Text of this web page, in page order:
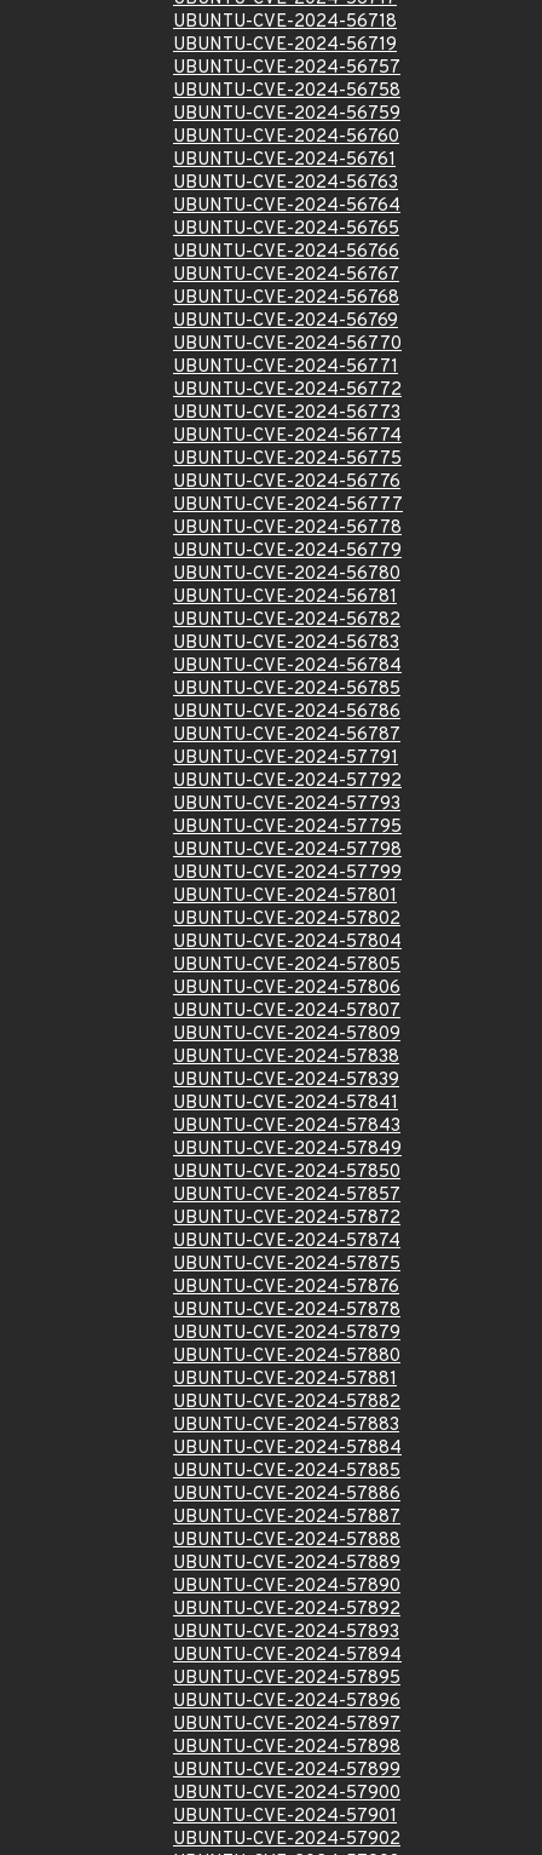
UBUNTU-CVE-2024-56718
UBUNTU-CVE-2024-56719
UBUNTU-CVE-2024-56757
UBUNTU-CVE-2024-56758
UBUNTU-CVE-2024-56759
UBUNTU-CVE-2024-56760
UBUNTU-CVE-2024-56761
UBUNTU-CVE-2024-56763
UBUNTU-CVE-2024-56764
UBUNTU-CVE-2024-56765
UBUNTU-CVE-2024-56766
UBUNTU-CVE-2024-56767
UBUNTU-CVE-2024-56768
UBUNTU-CVE-2024-56769
UBUNTU-CVE-2024-56770
UBUNTU-CVE-2024-56771
UBUNTU-CVE-2024-56772
UBUNTU-CVE-2024-56773
UBUNTU-CVE-2024-56774
UBUNTU-CVE-2024-56775
UBUNTU-CVE-2024-56776
UBUNTU-CVE-2024-56777
UBUNTU-CVE-2024-56778
UBUNTU-CVE-2024-56779
UBUNTU-CVE-2024-56780
UBUNTU-CVE-2024-56781
UBUNTU-CVE-2024-56782
UBUNTU-CVE-2024-56783
UBUNTU-CVE-2024-56784
UBUNTU-CVE-2024-56785
UBUNTU-CVE-2024-56786
UBUNTU-CVE-2024-56787
UBUNTU-CVE-2024-57791
UBUNTU-CVE-2024-57792
UBUNTU-CVE-2024-57793
UBUNTU-CVE-2024-57795
UBUNTU-CVE-2024-57798
UBUNTU-CVE-2024-57799
UBUNTU-CVE-2024-57801
UBUNTU-CVE-2024-57802
UBUNTU-CVE-2024-57804
UBUNTU-CVE-2024-57805
UBUNTU-CVE-2024-57806
UBUNTU-CVE-2024-57807
UBUNTU-CVE-2024-57809
UBUNTU-CVE-2024-57838
UBUNTU-CVE-2024-57839
UBUNTU-CVE-2024-57841
UBUNTU-CVE-2024-57843
UBUNTU-CVE-2024-57849
UBUNTU-CVE-2024-57850
UBUNTU-CVE-2024-57857
UBUNTU-CVE-2024-57872
UBUNTU-CVE-2024-57874
UBUNTU-CVE-2024-57875
UBUNTU-CVE-2024-57876
UBUNTU-CVE-2024-57878
UBUNTU-CVE-2024-57879
UBUNTU-CVE-2024-57880
UBUNTU-CVE-2024-57881
UBUNTU-CVE-2024-57882
UBUNTU-CVE-2024-57883
UBUNTU-CVE-2024-57884
UBUNTU-CVE-2024-57885
UBUNTU-CVE-2024-57886
UBUNTU-CVE-2024-57887
UBUNTU-CVE-2024-57888
UBUNTU-CVE-2024-57889
UBUNTU-CVE-2024-57890
UBUNTU-CVE-2024-57892
UBUNTU-CVE-2024-57893
UBUNTU-CVE-2024-57894
UBUNTU-CVE-2024-57895
UBUNTU-CVE-2024-57896
UBUNTU-CVE-2024-57897
UBUNTU-CVE-2024-57898
UBUNTU-CVE-2024-57899
UBUNTU-CVE-2024-57900
UBUNTU-CVE-2024-57901
UBUNTU-CVE-2024-57902